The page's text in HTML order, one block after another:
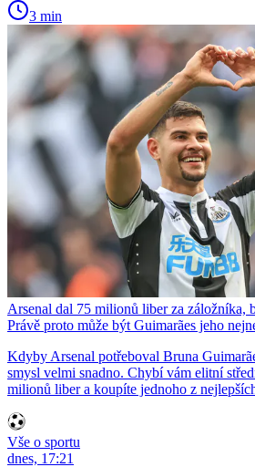
3 min
Arsenal dal 75 milionů liber za záložníka,
Právě proto může být Guimarães jeho
Kdyby Arsenal potřeboval Bruna
smysl velmi snadno. Chybí vám elitní
milionů liber a koupíte jednoho z
Vše o sportu
dnes, 17:21